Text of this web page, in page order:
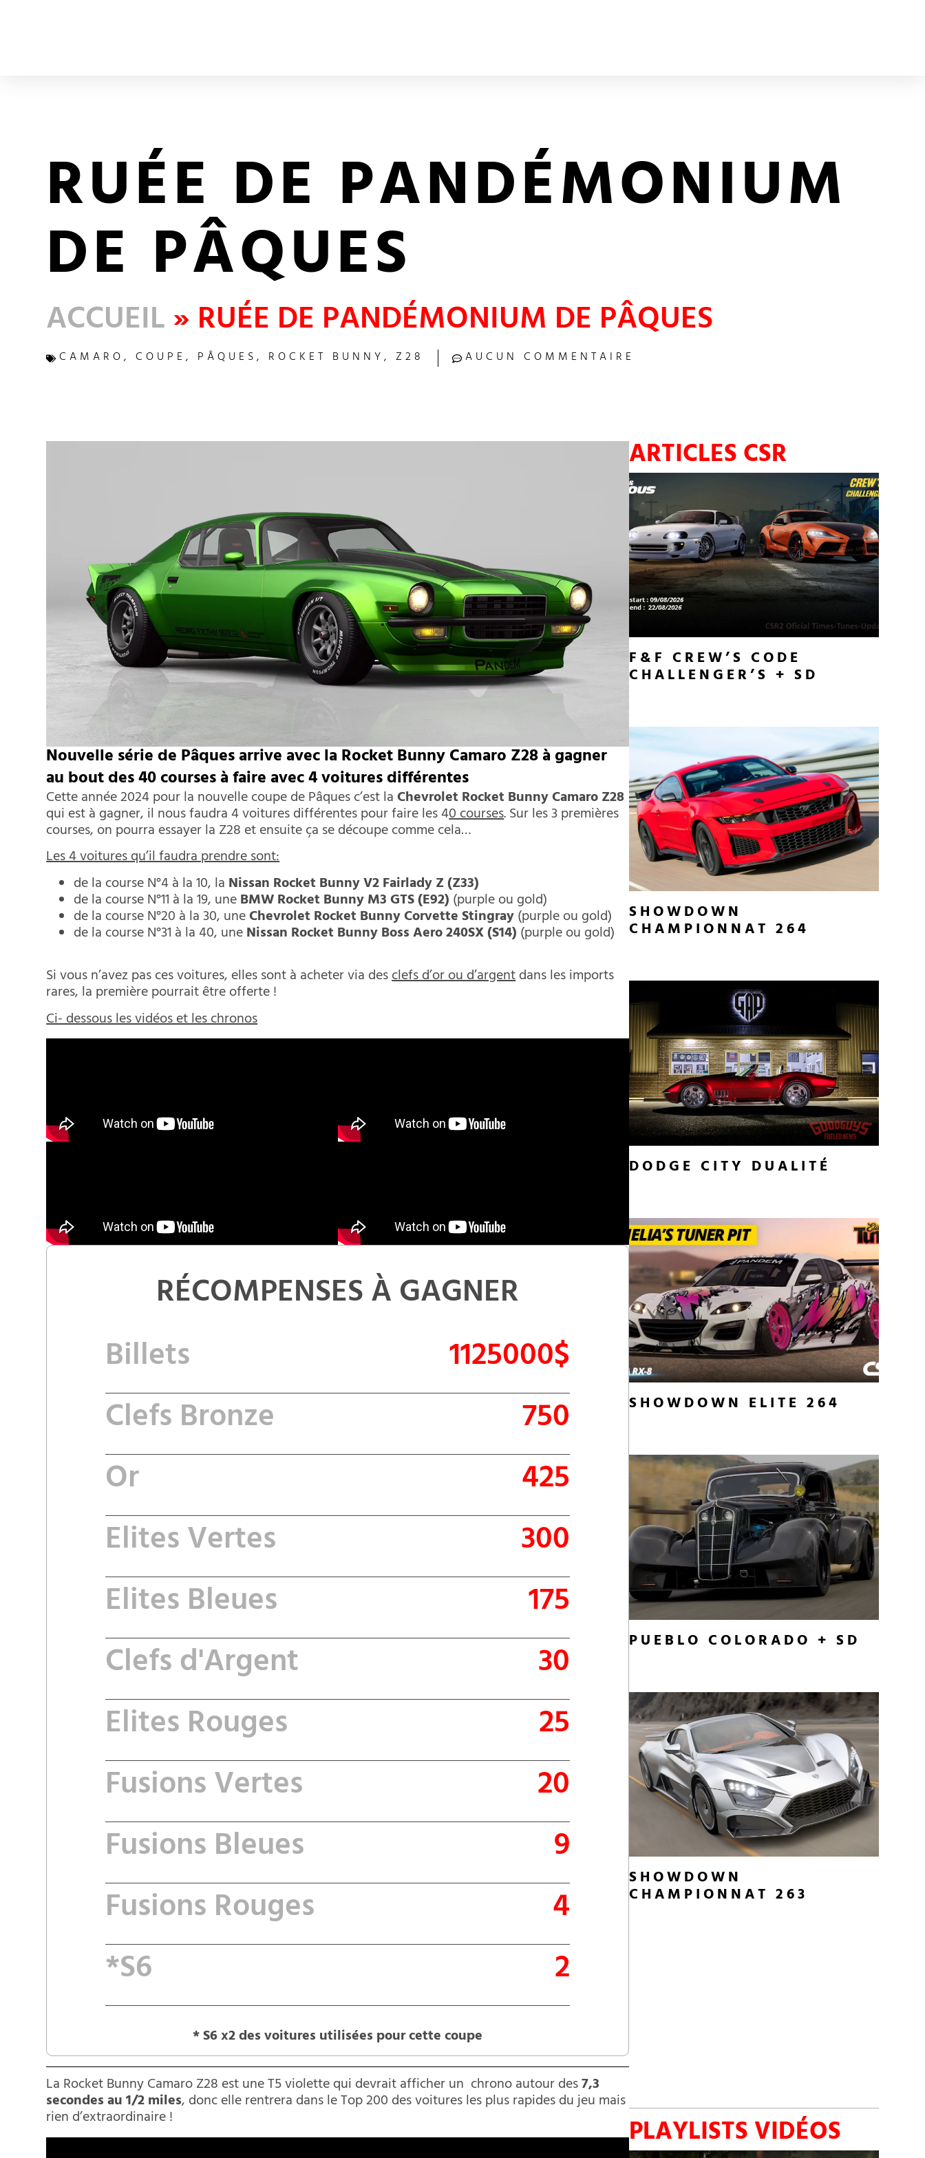
RUÉE DE PANDÉMONIUM
DE PÂQUES
ACCUEIL»RUÉE DE PANDÉMONIUM DE PÂQUES
CAMARO,COUPE, PÂQUES, ROCKET BUNNY,Z28 AUCUN COMMENTAIRE
Nouvelle série de Pâques arrive avec la Rocket Bunny Camaro Z28 à gagner
au bout des 40 courses à faire avec 4 voitures différentes
Cette année 2024 pour la nouvelle coupe de Pâques c’est laChevrolet Rocket Bunny Camaro Z28
qui est à gagner, il nous faudra 4 voitures différentes pour faire les 40 courses. Sur les 3 premières
courses, on pourra essayer la Z28 et ensuite ça se découpe comme cela…
Les 4 voitures qu’il faudra prendre sont:
de la course N°4 à la 10, laNissan Rocket Bunny V2 Fairlady Z (Z33)
de la course N°11 à la 19, uneBMW Rocket Bunny M3 GTS (E92)(purple ou gold)
de la course N°20 à la 30, uneChevrolet Rocket Bunny Corvette Stingray(purple ou gold)
de la course N°31 à la 40, uneNissan Rocket Bunny Boss Aero 240SX (S14)(purple ou gold)
Si vous n’avez pas ces voitures, elles sont à acheter via desclefs d’or ou d’argentdans les imports
rares, la première pourrait être offerte !
Ci- dessous les vidéos et les chronos
RÉCOMPENSES À GAGNER
Billets
1125000$
Clefs Bronze
750
Or
425
Elites Vertes
300
Elites Bleues
175
Clefs d'Argent
30
Elites Rouges
25
Fusions Vertes
20
Fusions Bleues
9
Fusions Rouges
4
*S6
2
* S6 x2 des voitures utilisées pour cette coupe
La Rocket Bunny Camaro Z28 est une T5 violette qui devrait afficher un chrono autour des7,3
secondes au 1/2 miles, donc elle rentrera dans le Top 200 des voitures les plus rapides du jeu mais
rien d’extraordinaire !
ARTICLES CSR
F&F CREW’S CODE
CHALLENGER’S + SD
SHOWDOWN
CHAMPIONNAT 264
DODGE CITY DUALITÉ
SHOWDOWN ELITE 264
PUEBLO COLORADO + SD
SHOWDOWN
CHAMPIONNAT 263
PLAYLISTS VIDÉOS